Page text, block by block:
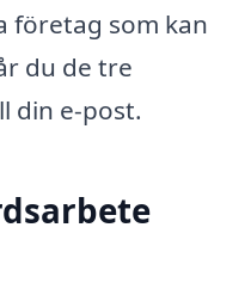
företag som kan
du de tre
din e-post.